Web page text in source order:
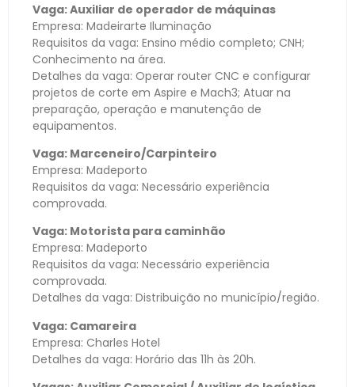
Vaga: Auxiliar de operador de máquinas
Empresa: Madeirarte Iluminação
Requisitos da vaga: Ensino médio completo; CNH;
Conhecimento na área.
Detalhes da vaga: Operar router CNC e configurar
projetos de corte em Aspire e Mach3; Atuar na
preparação, operação e manutenção de
equipamentos.
Vaga: Marceneiro/Carpinteiro
Empresa: Madeporto
Requisitos da vaga: Necessário experiência
comprovada.
Vaga: Motorista para caminhão
Empresa: Madeporto
Requisitos da vaga: Necessário experiência
comprovada.
Detalhes da vaga: Distribuição no município/região.
Vaga: Camareira
Empresa: Charles Hotel
Detalhes da vaga: Horário das 11h às 20h.